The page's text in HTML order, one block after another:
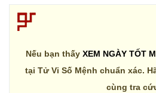
Nếu bạn thấy XEM NGÀY TỐT
tại Tử Vi Số Mệnh chuẩn xác.
cùng tra